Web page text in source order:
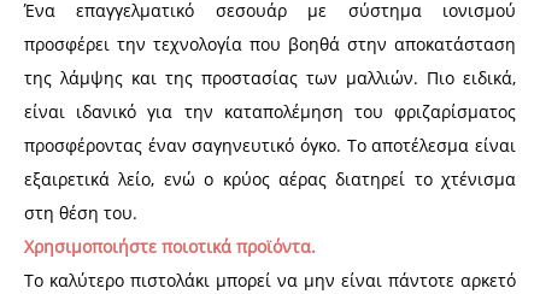
Ένα επαγγελματικό σεσουάρ με σύστημα ιονισμού
προσφέρει την τεχνολογία που βοηθά στην αποκατάσταση
της λάμψης και της προστασίας των μαλλιών. Πιο ειδικά,
είναι ιδανικό για την καταπολέμηση του φριζαρίσματος
προσφέροντας έναν σαγηνευτικό όγκο. Το αποτέλεσμα είναι
εξαιρετικά λείο, ενώ ο κρύος αέρας διατηρεί το χτένισμα
στη θέση του.
Χρησιμοποιήστε ποιοτικά προϊόντα.
Το καλύτερο πιστολάκι μπορεί να μην είναι πάντοτε αρκετό